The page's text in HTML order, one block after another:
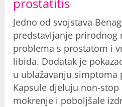
Jedno od svojstava
predstavljanje prirodnog
problema s prostatom i
libida. Dodatak je
u ublažavanju
Kapsule djeluju non-
mokrenje i poboljšale